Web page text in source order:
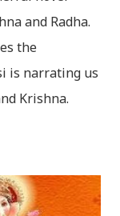
and Radha.
the
is narrating us
Krishna.
we will be
Krishna are